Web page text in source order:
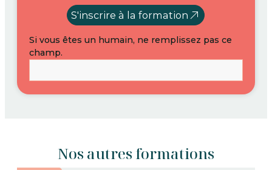
S'inscrire à la formation
Si vous êtes un humain, ne remplissez pas ce
champ.
Nos autres formations